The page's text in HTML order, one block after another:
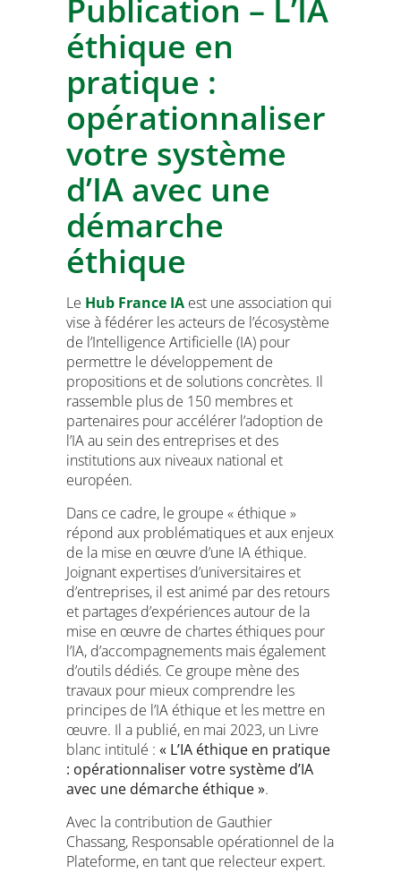
Publication – L’IA
éthique en
pratique :
opérationnaliser
votre système
d’IA avec une
démarche
éthique
Le Hub France IA est une association qui
vise à fédérer les acteurs de l’écosystème
de l’Intelligence Artificielle (IA) pour
permettre le développement de
propositions et de solutions concrètes. Il
rassemble plus de 150 membres et
partenaires pour accélérer l’adoption de
l’IA au sein des entreprises et des
institutions aux niveaux national et
européen.
Dans ce cadre, le groupe « éthique »
répond aux problématiques et aux enjeux
de la mise en œuvre d’une IA éthique.
Joignant expertises d’universitaires et
d’entreprises, il est animé par des retours
et partages d’expériences autour de la
mise en œuvre de chartes éthiques pour
l’IA, d’accompagnements mais également
d’outils dédiés. Ce groupe mène des
travaux pour mieux comprendre les
principes de l’IA éthique et les mettre en
œuvre. Il a publié, en mai 2023, un Livre
blanc intitulé : « L’IA éthique en pratique
: opérationnaliser votre système d’IA
avec une démarche éthique ».
Avec la contribution de Gauthier
Chassang, Responsable opérationnel de la
Plateforme, en tant que relecteur expert.